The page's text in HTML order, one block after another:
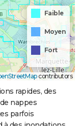
Faible
Moyen
Fort
contributors
rapides, des
nappes
parfois